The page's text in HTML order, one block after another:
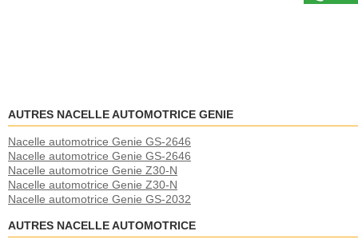
AUTRES NACELLE AUTOMOTRICE GENIE
Nacelle automotrice Genie GS-2646
Nacelle automotrice Genie GS-2646
Nacelle automotrice Genie Z30-N
Nacelle automotrice Genie Z30-N
Nacelle automotrice Genie GS-2032
AUTRES NACELLE AUTOMOTRICE